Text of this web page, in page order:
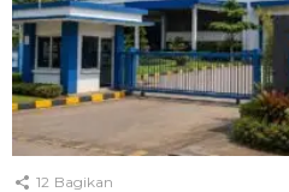
12 Bagikan